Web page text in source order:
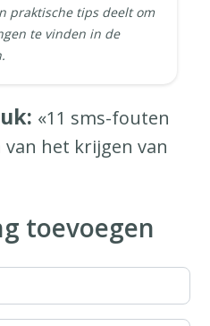
praktische tips deelt om
te vinden in de
«11 sms-fouten
het krijgen van
toevoegen